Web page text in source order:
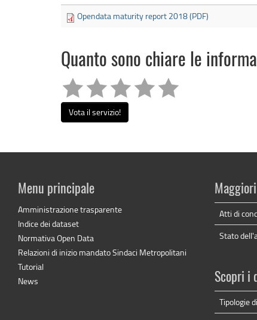
Opendata maturity report 2018 (PDF)
Quanto sono chiare le
Vota il servizio!
Menu principale
Amministrazione trasparente
Indice dei dataset
Normativa Open Data
Relazioni di inizio mandato Sindaci Metropolitani
Tutorial
News
Atti di
Stato
Scopri i
Tipologie